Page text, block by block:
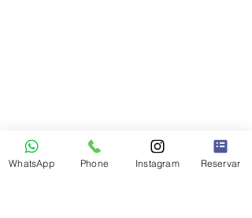
WhatsApp Phone Instagram Reservar